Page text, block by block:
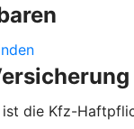
ist die Kfz-